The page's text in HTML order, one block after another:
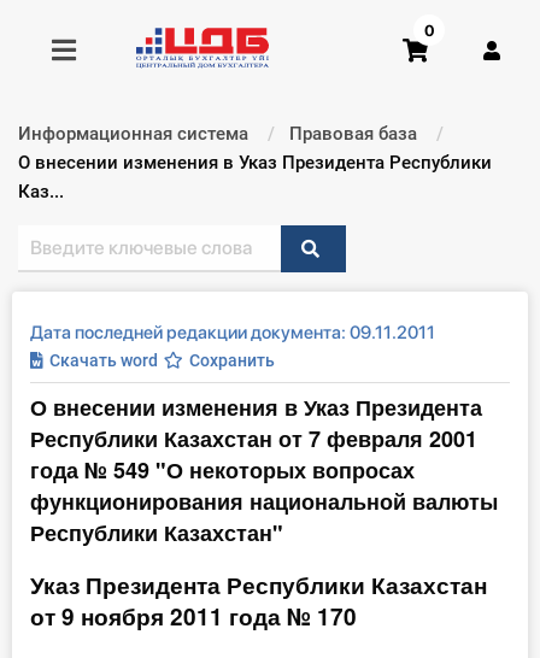
Получить консультацию
Главная ИС
Формы
Консультации
Правовая база
Библиотека бухгалтера
Инструменты
Вебинары
0
Информационная система
Правовая база
Текущий:
О внесении изменения в Указ Президента Республики
Каз...
Дата последней редакции документа: 09.11.2011
Скачать word Сохранить
О внесении изменения в Указ Президента
Республики Казахстан от 7 февраля 2001
года № 549 "О некоторых вопросах
функционирования национальной валюты
Республики Казахстан"
Указ Президента Республики Казахстан
от 9 ноября 2011 года № 170